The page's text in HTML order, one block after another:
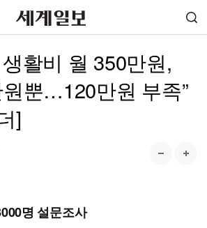
활비 월 350만원,
뿐…120만원 부족”
]
명 설문조사